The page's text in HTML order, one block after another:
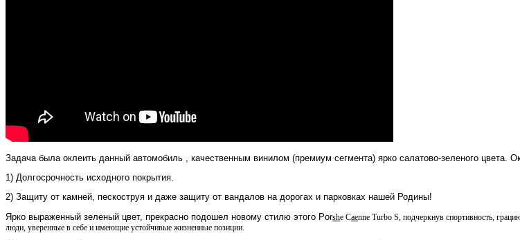
Задача была оклеить данный автомобиль , качественным винилом (премиум сегмента) ярко салатово-зеленого цвета.
1) Долгосрочность исходного покрытия.
2) Защиту от камней, пескоструя и даже защиту от вандалов на дорогах и парковках нашей Родины!
Ярко выраженный зеленый цвет, прекрасно подошел новому стилю этого Porshe Caenne Turbo S, подчеркнув спортивность,
люди, уверенные в себе и имеющие устойчивые жизненные позиции.